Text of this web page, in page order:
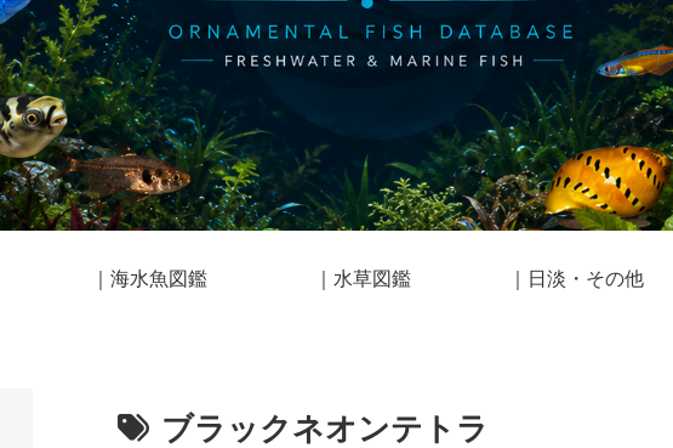
｜海水魚図鑑 ｜水草図鑑 ｜日淡・その他
ブラックネオンテトラ